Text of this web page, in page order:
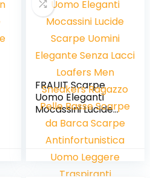
FRAUIT Scarpe
Uomo Eleganti
Mocassini Lucide
Scarpe Uomini
Elegante Senza
Lacci Loafers Men
Sneakers Ragazzo
Pelle Basse Scarpe